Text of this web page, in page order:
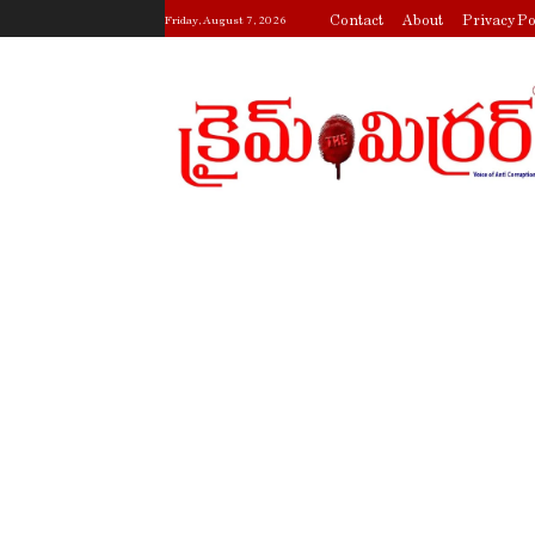
Friday, August 7, 2026 Contact About Privacy